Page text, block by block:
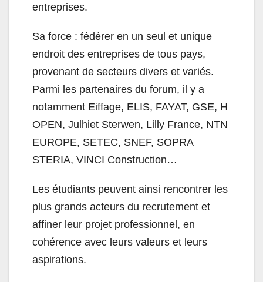
entreprises.
Sa force : fédérer en un seul et unique
endroit des entreprises de tous pays,
provenant de secteurs divers et variés.
Parmi les partenaires du forum, il y a
notamment Eiffage, ELIS, FAYAT, GSE, H
OPEN, Julhiet Sterwen, Lilly France, NTN
EUROPE, SETEC, SNEF, SOPRA
STERIA, VINCI Construction…
Les étudiants peuvent ainsi rencontrer les
plus grands acteurs du recrutement et
affiner leur projet professionnel, en
cohérence avec leurs valeurs et leurs
aspirations.